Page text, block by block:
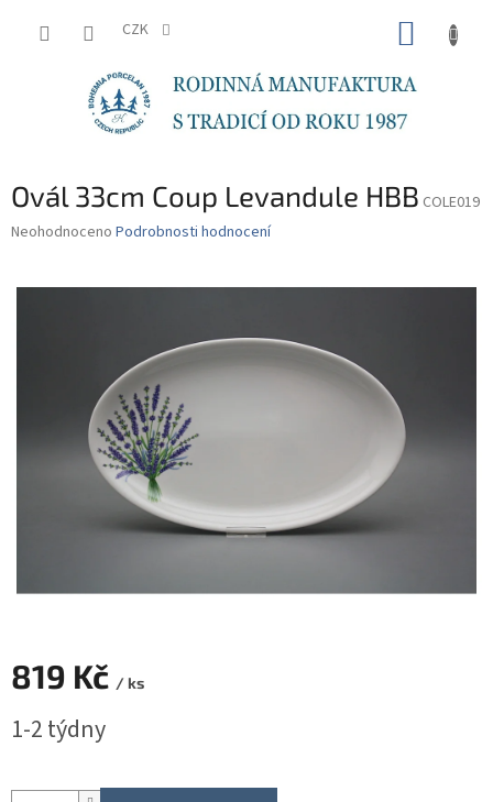
CZK
Ovál 33cm Coup Levandule HBB COLE019
Průměrné
je
Neohodnoceno Podrobnosti hodnocení
819 Kč / ks
cena:
1-2 týdny